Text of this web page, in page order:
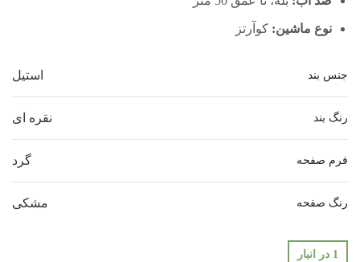
نوع ماشین: کوآرتز
جنس بند استیل
رنگ بند نقره ای
فرم صفحه گرد
رنگ صفحه مشکی
1 در انبار